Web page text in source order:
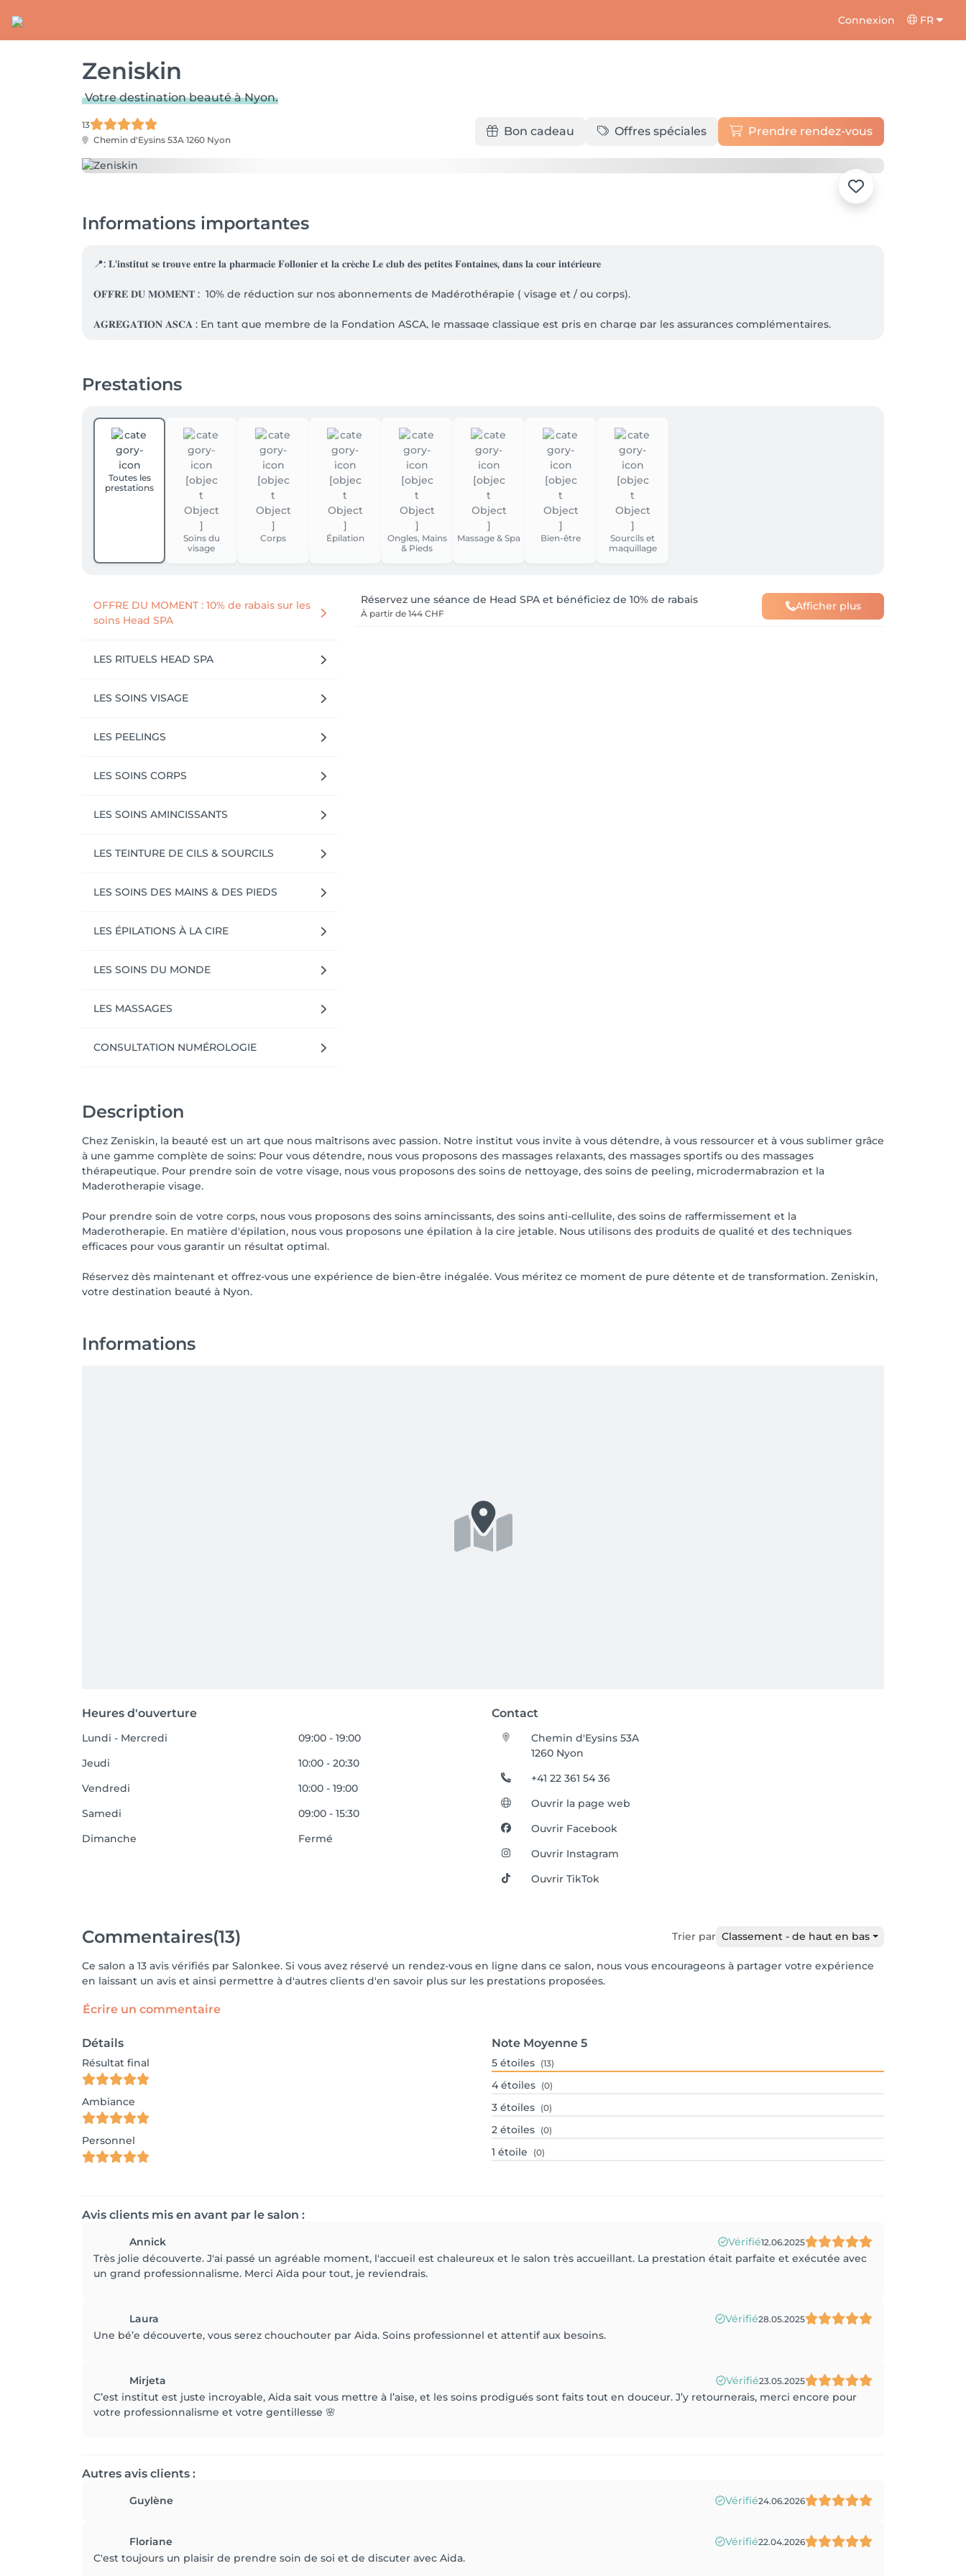
Connexion FR
Zeniskin
Votre destination beauté à Nyon.
13
Chemin d'Eysins 53A 1260 Nyon
Bon cadeau Offres spéciales Prendre rendez-vous
Informations importantes
📍: 𝐋'𝐢𝐧𝐬𝐭𝐢𝐭𝐮𝐭 𝐬𝐞 𝐭𝐫𝐨𝐮𝐯𝐞 𝐞𝐧𝐭𝐫𝐞 𝐥𝐚 𝐩𝐡𝐚𝐫𝐦𝐚𝐜𝐢𝐞 𝐅𝐨𝐥𝐥𝐨𝐧𝐢𝐞𝐫 𝐞𝐭 𝐥𝐚 𝐜𝐫𝐞̀𝐜𝐡𝐞 𝐋𝐞 𝐜𝐥𝐮𝐛 𝐝𝐞𝐬 𝐩𝐞𝐭𝐢𝐭𝐞𝐬 𝐅𝐨𝐧𝐭𝐚𝐢𝐧𝐞𝐬, 𝐝𝐚𝐧𝐬 𝐥𝐚 𝐜𝐨𝐮𝐫 𝐢𝐧𝐭𝐞́𝐫𝐢𝐞𝐮𝐫𝐞
𝐎𝐅𝐅𝐑𝐄 𝐃𝐔 𝐌𝐎𝐌𝐄𝐍𝐓 :  10% de réduction sur nos abonnements de Madérothérapie ( visage et / ou corps).
𝐀𝐆𝐑𝐄́𝐆𝐀𝐓𝐈𝐎𝐍 𝐀𝐒𝐂𝐀 : En tant que membre de la Fondation ASCA, le massage classique est pris en charge par les assurances complémentaires.
Prestations
Toutes les
prestations
Soins du
visage
Corps Épilation
Ongles, Mains
& Pieds
Massage & Spa Bien-être
Sourcils et
maquillage
OFFRE DU MOMENT : 10% de rabais sur les
soins Head SPA
LES RITUELS HEAD SPA
LES SOINS VISAGE
LES PEELINGS
LES SOINS CORPS
LES SOINS AMINCISSANTS
LES TEINTURE DE CILS & SOURCILS
LES SOINS DES MAINS & DES PIEDS
LES ÉPILATIONS À LA CIRE
LES SOINS DU MONDE
LES MASSAGES
CONSULTATION NUMÉROLOGIE
Réservez une séance de Head SPA et bénéficiez de 10% de rabais
À partir de 144 CHF
Afficher plus
Description
Chez Zeniskin, la beauté est un art que nous maîtrisons avec passion. Notre institut vous invite à vous détendre, à vous ressourcer et à vous sublimer grâce
à une gamme complète de soins: Pour vous détendre, nous vous proposons des massages relaxants, des massages sportifs ou des massages
thérapeutique. Pour prendre soin de votre visage, nous vous proposons des soins de nettoyage, des soins de peeling, microdermabrazion et la
Maderotherapie visage.
Pour prendre soin de votre corps, nous vous proposons des soins amincissants, des soins anti-cellulite, des soins de raffermissement et la
Maderotherapie. En matière d'épilation, nous vous proposons une épilation à la cire jetable. Nous utilisons des produits de qualité et des techniques
efficaces pour vous garantir un résultat optimal.
Réservez dès maintenant et offrez-vous une expérience de bien-être inégalée. Vous méritez ce moment de pure détente et de transformation. Zeniskin,
votre destination beauté à Nyon.
Informations
Heures d'ouverture Contact
Lundi - Mercredi
09:00 - 19:00
Jeudi
10:00 - 20:30
Vendredi
10:00 - 19:00
Samedi
09:00 - 15:30
Dimanche
Fermé
Chemin d'Eysins 53A
1260 Nyon
+41 22 361 54 36
Ouvrir la page web
Ouvrir Facebook
Ouvrir Instagram
Ouvrir TikTok
Commentaires(13) Trier par Classement - de haut en bas
Ce salon a 13 avis vérifiés par Salonkee. Si vous avez réservé un rendez-vous en ligne dans ce salon, nous vous encourageons à partager votre expérience
en laissant un avis et ainsi permettre à d'autres clients d'en savoir plus sur les prestations proposées.
Écrire un commentaire
Détails
Résultat final
Ambiance
Personnel
Note Moyenne 5
5 étoiles (13)
4 étoiles (0)
3 étoiles (0)
2 étoiles (0)
1 étoile (0)
Avis clients mis en avant par le salon :
Annick Vérifié12.06.2025
Très jolie découverte. J'ai passé un agréable moment, l'accueil est chaleureux et le salon très accueillant. La prestation était parfaite et exécutée avec
un grand professionnalisme. Merci Aïda pour tout, je reviendrais.
Laura Vérifié28.05.2025
Une bé’e découverte, vous serez chouchouter par Aida. Soins professionnel et attentif aux besoins.
Mirjeta Vérifié23.05.2025
C’est institut est juste incroyable, Aida sait vous mettre à l’aise, et les soins prodigués sont faits tout en douceur. J’y retournerais, merci encore pour
votre professionnalisme et votre gentillesse 🌸
Autres avis clients :
Guylène Vérifié24.06.2026
Floriane Vérifié22.04.2026
C'est toujours un plaisir de prendre soin de soi et de discuter avec Aida.